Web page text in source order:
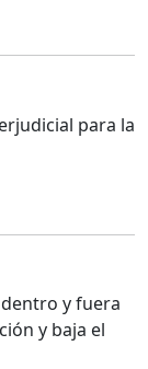
para la
y fuera
y baja el